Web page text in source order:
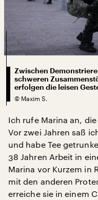
Zwischen
schweren
erfolgen die leisen
© Maxim S.
Ich rufe Marina an,
Vor zwei Jahren saß
und habe Tee
38 Jahren Arbeit in
Marina vor Kurzem in
mit den anderen
erreiche sie in einem